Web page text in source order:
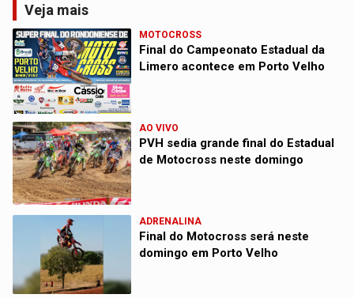
Veja mais
MOTOCROSS
Final do Campeonato Estadual da
Limero acontece em Porto Velho
AO VIVO
PVH sedia grande final do Estadual
de Motocross neste domingo
ADRENALINA
Final do Motocross será neste
domingo em Porto Velho